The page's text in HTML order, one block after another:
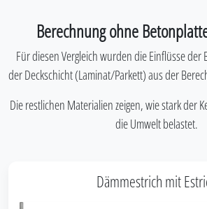
Berechnung ohne
Für diesen Vergleich wurden die Einflüsse
der Deckschicht (Laminat/Parkett) aus der
Die restlichen Materialien zeigen, wie stark der
die Umwelt belastet.
Dämmestrich mit